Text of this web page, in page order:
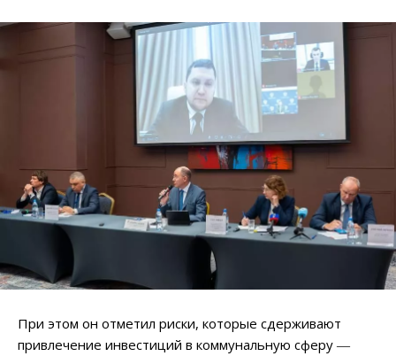
При этом он отметил риски, которые сдерживают
привлечение инвестиций в коммунальную сферу ―